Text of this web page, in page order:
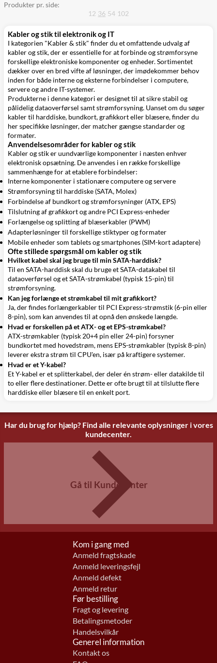
Produkter pr. side:
12 36 54 102
Kabler og stik til elektronik og IT
I kategorien "Kabler & stik" finder du et omfattende udvalg af
kabler og stik, der er essentielle for at forbinde og strømforsyne
forskellige elektroniske komponenter og enheder. Sortimentet
dækker over en bred vifte af løsninger, der imødekommer behov
inden for både interne og eksterne forbindelser i computere,
servere og andre IT-systemer.
Produkterne i denne kategori er designet til at sikre stabil og
pålidelig dataoverførsel samt strømforsyning. Uanset om du søger
kabler til harddiske, bundkort, grafikkort eller blæsere, finder du
her specifikke løsninger, der matcher gængse standarder og
formater.
Anvendelsesområder for kabler og stik
Kabler og stik er uundværlige komponenter i næsten enhver
elektronisk opsætning. De anvendes i en række forskellige
sammenhænge for at etablere forbindelser:
Interne komponenter i stationære computere og servere
Strømforsyning til harddiske (SATA, Molex)
Forbindelse af bundkort og strømforsyninger (ATX, EPS)
Tilslutning af grafikkort og andre PCI Express-enheder
Forlængelse og splitting af blæserkabler (PWM)
Adapterløsninger til forskellige stiktyper og formater
Mobile enheder som tablets og smartphones (SIM-kort adaptere)
Ofte stillede spørgsmål om kabler og stik
Hvilket kabel skal jeg bruge til min SATA-harddisk?
Til en SATA-harddisk skal du bruge et SATA-datakabel til
dataoverførsel og et SATA-strømkabel (typisk 15-pin) til
strømforsyning.
Kan jeg forlænge et strømkabel til mit grafikkort?
Ja, der findes forlængerkabler til PCI Express-strømstik (6-pin eller
8-pin), som kan anvendes til at opnå den ønskede længde.
Hvad er forskellen på et ATX- og et EPS-strømkabel?
ATX-strømkabler (typisk 20+4 pin eller 24-pin) forsyner
bundkortet med hovedstrøm, mens EPS-strømkabler (typisk 8-pin)
leverer ekstra strøm til CPU'en, især på kraftigere systemer.
Hvad er et Y-kabel?
Et Y-kabel er et splitterkabel, der deler én strøm- eller datakilde til
to eller flere destinationer. Dette er ofte brugt til at tilslutte flere
harddiske eller blæsere til en enkelt port.
Har du brug for hjælp? Find alle relevante oplysninger i vores
kundecenter.
Gå til Kundecenter
Kom i gang med
Anmeld fragtskade
Anmeld leveringsfejl
Anmeld defekt
Anmeld retur
Før bestilling
Fragt og levering
Betalingsmetoder
Handelsvilkår
Generel information
Kontakt os